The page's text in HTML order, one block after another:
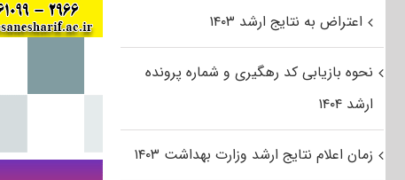
اعتراض به نتایج ارشد ۱۴۰۳
نحوه بازیابی کد رهگیری و شماره پرونده
ارشد ۱۴۰۴
زمان اعلام نتایج ارشد وزارت بهداشت ۱۴۰۳